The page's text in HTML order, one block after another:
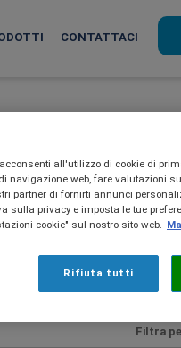
CONTATTACI
Filtra
all'utilizzo di cookie di
navigazione web, fare valutazioni
partner di fornirti annunci
sulla privacy e imposta le tue
cookie" sul nostro sito web.
Rifiuta tutti